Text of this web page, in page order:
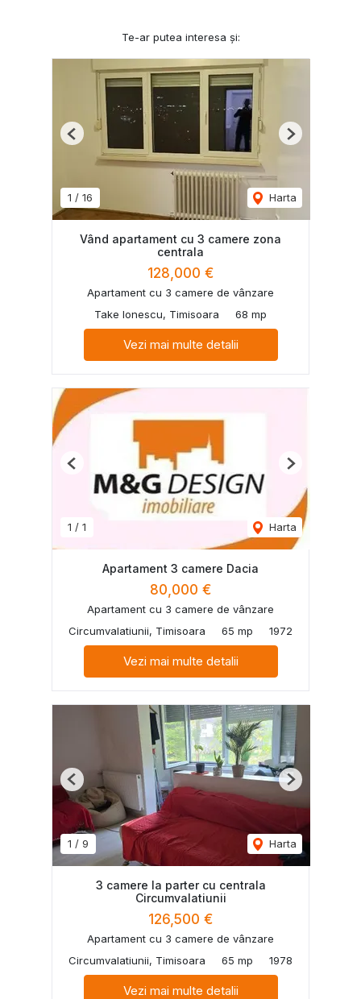
Te-ar putea interesa și:
1 / 16 Harta
Previous Next
Vând apartament cu 3 camere zona
centrala
128,000 €
Apartament cu 3 camere de vânzare
Take Ionescu, Timisoara
68 mp
Vezi mai multe detalii
1 / 1 Harta
Previous Next
Apartament 3 camere Dacia
80,000 €
Apartament cu 3 camere de vânzare
Circumvalatiunii, Timisoara
65 mp 1972
Vezi mai multe detalii
1 / 9 Harta
Previous Next
3 camere la parter cu centrala
Circumvalatiunii
126,500 €
Apartament cu 3 camere de vânzare
Circumvalatiunii, Timisoara
65 mp 1978
Vezi mai multe detalii